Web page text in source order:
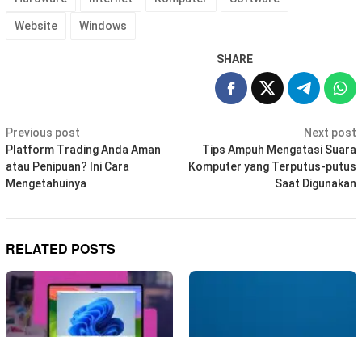
Website Windows
SHARE
Post
navigation
Previous post
Platform Trading Anda Aman
atau Penipuan? Ini Cara
Mengetahuinya
Next post
Tips Ampuh Mengatasi Suara
Komputer yang Terputus-putus
Saat Digunakan
RELATED POSTS